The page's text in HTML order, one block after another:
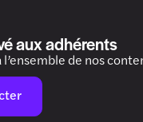
aux adhérents
de nos